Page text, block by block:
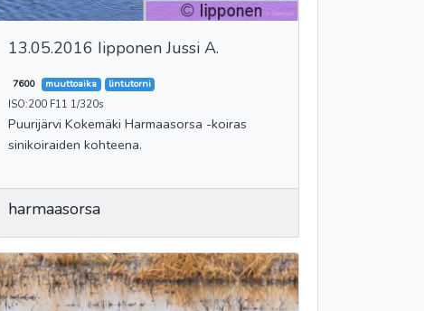
13.05.2016 Iipponen Jussi A.
7600 muuttoaika lintutorni
ISO:200 F11 1/320s
Puurijärvi Kokemäki Harmaasorsa -koiras
sinikoiraiden kohteena.
harmaasorsa